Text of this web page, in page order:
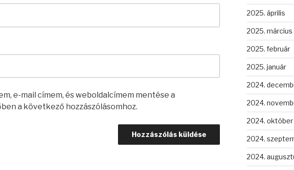
e-mail címem, és weboldalcímem mentése a
a következő hozzászólásomhoz.
2025. április
2025. március
2025. február
2025. január
2024.
2024.
2024. október
2024.
2024.